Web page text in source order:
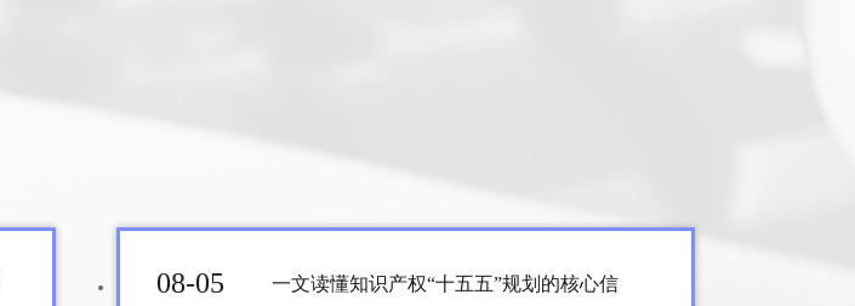
08-05
一文读懂知识产权“十五五”规划的核心信